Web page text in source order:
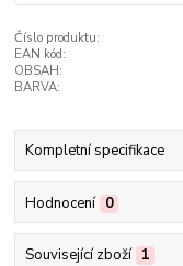
Číslo produktu:
EAN kód:
OBSAH:
BARVA:
Kompletní specifikace
Hodnocení 0
Související zboží 1